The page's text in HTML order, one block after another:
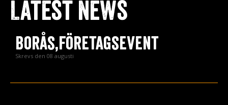
Music
Gigs
Gallery
Latest news
Borås,Företagsevent
Skrevs den 08 augusti